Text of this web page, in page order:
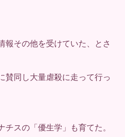
報その他を受けていた、とさ
賛同し大量虐殺に走って行っ
チスの「優生学」も育てた。